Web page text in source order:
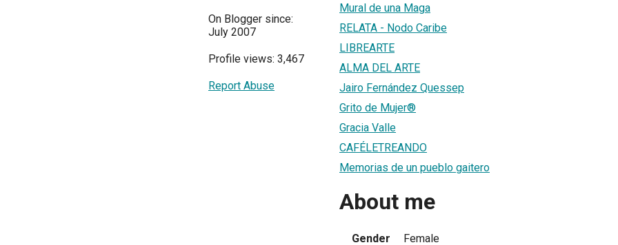
On Blogger since:
July 2007
Profile views: 3,467
Report Abuse
Mural de una Maga
RELATA - Nodo Caribe
LIBREARTE
ALMA DEL ARTE
Jairo Fernández Quessep
Grito de Mujer®
Gracia Valle
CAFÉLETREANDO
Memorias de un pueblo gaitero
About me
Gender Female